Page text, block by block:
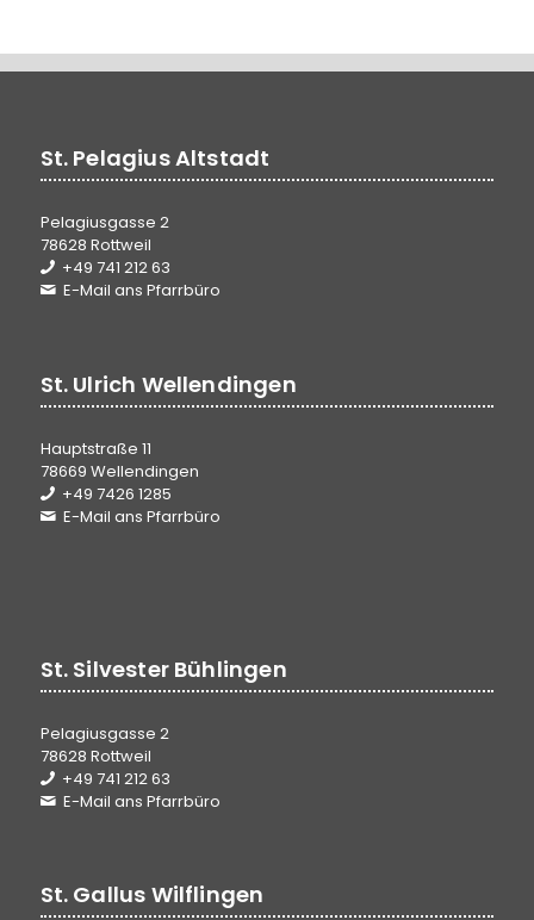
St. Pelagius Altstadt
Pelagiusgasse 2
78628 Rottweil
+49 741 212 63
E-Mail ans Pfarrbüro
St. Ulrich Wellendingen
Hauptstraße 11
78669 Wellendingen
+49 7426 1285
E-Mail ans Pfarrbüro
St. Silvester Bühlingen
Pelagiusgasse 2
78628 Rottweil
+49 741 212 63
E-Mail ans Pfarrbüro
St. Gallus Wilflingen